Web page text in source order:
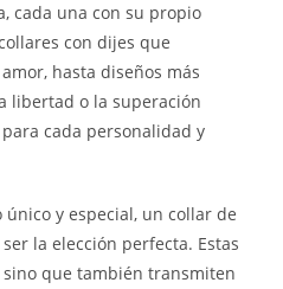
cada una con su propio
con dijes que
hasta diseños más
libertad o la superación
cada personalidad y
y especial, un collar de
la elección perfecta. Estas
sino que también transmiten